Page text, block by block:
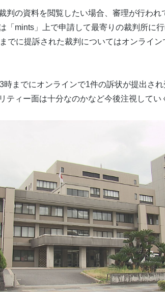
判の資料を閲覧したい場合、審理が行わ
「mints」上で申請して最寄りの裁判所に
でに提訴された裁判についてはオンライン
までにオンラインで1件の訴状が提出さ
ティー面は十分なのかなど今後注視してい